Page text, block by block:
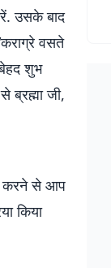
उसके बाद
वसते
शुभ
ब्रह्मा जी,
करने से आप
किया